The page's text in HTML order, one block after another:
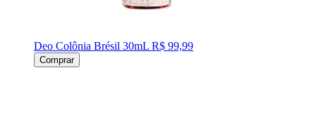
Deo Colônia Brésil 30mL R$ 99,99
Comprar